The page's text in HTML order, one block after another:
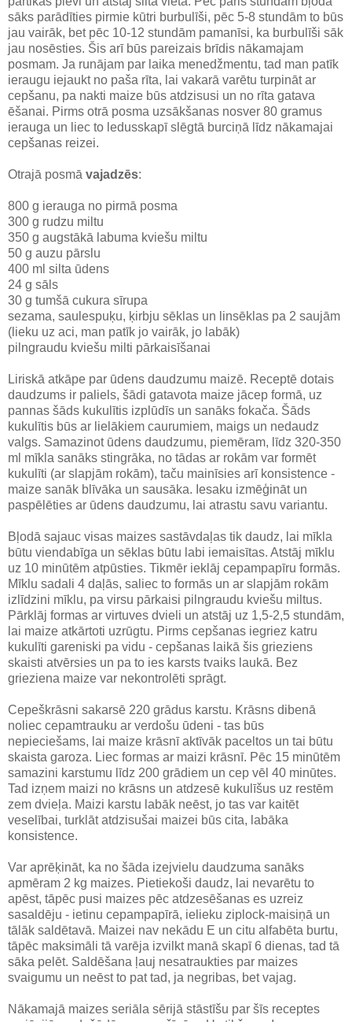
sāks parādīties pirmie kūtri burbulīši, pēc 5-8 stundām to būs
jau vairāk, bet pēc 10-12 stundām pamanīsi, ka burbulīši sāk
jau nosēsties. Šis arī būs pareizais brīdis nākamajam
posmam. Ja runājam par laika menedžmentu, tad man patīk
ieraugu iejaukt no paša rīta, lai vakarā varētu turpināt ar
cepšanu, pa nakti maize būs atdzisusi un no rīta gatava
ēšanai. Pirms otrā posma uzsākšanas nosver 80 gramus
ierauga un liec to ledusskapī slēgtā burciņā līdz nākamajai
cepšanas reizei.
Otrajā posmā vajadzēs:
800 g ierauga no pirmā posma
300 g rudzu miltu
350 g augstākā labuma kviešu miltu
50 g auzu pārslu
400 ml silta ūdens
24 g sāls
30 g tumšā cukura sīrupa
sezama, saulespuķu, ķirbju sēklas un linsēklas pa 2 saujām
(lieku uz aci, man patīk jo vairāk, jo labāk)
pilngraudu kviešu milti pārkaisīšanai
Liriskā atkāpe par ūdens daudzumu maizē. Receptē dotais
daudzums ir paliels, šādi gatavota maize jācep formā, uz
pannas šāds kukulītis izplūdīs un sanāks fokača. Šāds
kukulītis būs ar lielākiem caurumiem, maigs un nedaudz
valgs. Samazinot ūdens daudzumu, piemēram, līdz 320-350
ml mīkla sanāks stingrāka, no tādas ar rokām var formēt
kukulīti (ar slapjām rokām), taču mainīsies arī konsistence -
maize sanāk blīvāka un sausāka. Iesaku izmēģināt un
paspēlēties ar ūdens daudzumu, lai atrastu savu variantu.
Bļodā sajauc visas maizes sastāvdaļas tik daudz, lai mīkla
būtu viendabīga un sēklas būtu labi iemaisītas. Atstāj mīklu
uz 10 minūtēm atpūsties. Tikmēr ieklāj cepampapīru formās.
Mīklu sadali 4 daļās, saliec to formās un ar slapjām rokām
izlīdzini mīklu, pa virsu pārkaisi pilngraudu kviešu miltus.
Pārklāj formas ar virtuves dvieli un atstāj uz 1,5-2,5 stundām,
lai maize atkārtoti uzrūgtu. Pirms cepšanas iegriez katru
kukulīti gareniski pa vidu - cepšanas laikā šis grieziens
skaisti atvērsies un pa to ies karsts tvaiks laukā. Bez
grieziena maize var nekontrolēti sprāgt.
Cepeškrāsni sakarsē 220 grādus karstu. Krāsns dibenā
noliec cepamtrauku ar verdošu ūdeni - tas būs
nepieciešams, lai maize krāsnī aktīvāk paceltos un tai būtu
skaista garoza. Liec formas ar maizi krāsnī. Pēc 15 minūtēm
samazini karstumu līdz 200 grādiem un cep vēl 40 minūtes.
Tad izņem maizi no krāsns un atdzesē kukulīšus uz restēm
zem dvieļa. Maizi karstu labāk neēst, jo tas var kaitēt
veselībai, turklāt atdzisušai maizei būs cita, labāka
konsistence.
Var aprēķināt, ka no šāda izejvielu daudzuma sanāks
apmēram 2 kg maizes. Pietiekoši daudz, lai nevarētu to
apēst, tāpēc pusi maizes pēc atdzesēšanas es uzreiz
sasaldēju - ietinu cepampapīrā, ielieku ziplock-maisiņā un
tālāk saldētavā. Maizei nav nekādu E un citu alfabēta burtu,
tāpēc maksimāli tā varēja izvilkt manā skapī 6 dienas, tad tā
sāka pelēt. Saldēšana ļauj nesatraukties par maizes
svaigumu un neēst to pat tad, ja negribas, bet vajag.
Nākamajā maizes seriāla sērijā stāstīšu par šīs receptes